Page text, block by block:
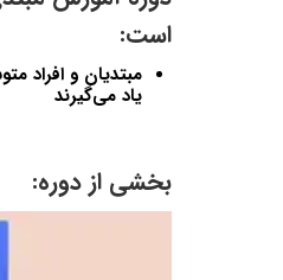
است:
ياد مي‌گيرند
بخشی از دوره: